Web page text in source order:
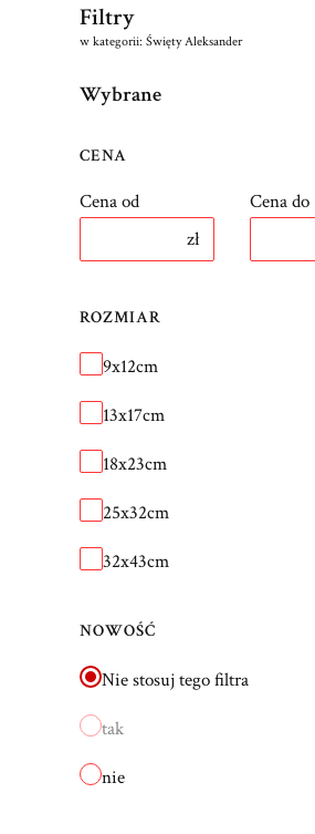
Filtry
w kategorii: Święty Aleksander
Wybrane
CENA
Cena od
zł
Cena do
ROZMIAR
Rozmiar
9x12cm
13x17cm
18x23cm
25x32cm
32x43cm
NOWOŚĆ
Nie stosuj tego filtra
tak
nie